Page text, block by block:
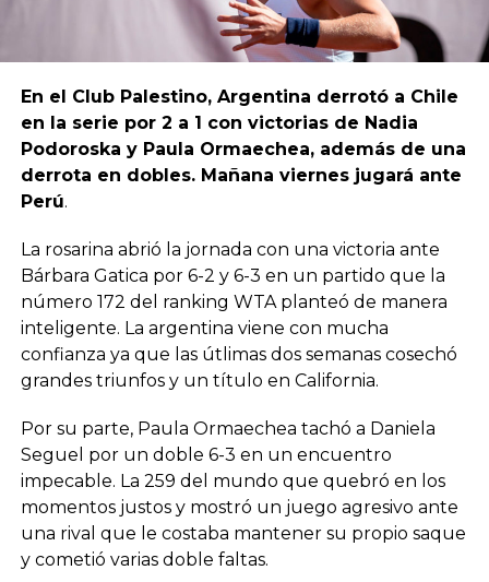
En el Club Palestino, Argentina derrotó a Chile
en la serie por 2 a 1 con victorias de Nadia
Podoroska y Paula Ormaechea, además de una
derrota en dobles. Mañana viernes jugará ante
Perú.
La rosarina abrió la jornada con una victoria ante
Bárbara Gatica por 6-2 y 6-3 en un partido que la
número 172 del ranking WTA planteó de manera
inteligente. La argentina viene con mucha
confianza ya que las útlimas dos semanas cosechó
grandes triunfos y un título en California.
Por su parte, Paula Ormaechea tachó a Daniela
Seguel por un doble 6-3 en un encuentro
impecable. La 259 del mundo que quebró en los
momentos justos y mostró un juego agresivo ante
una rival que le costaba mantener su propio saque
y cometió varias doble faltas.